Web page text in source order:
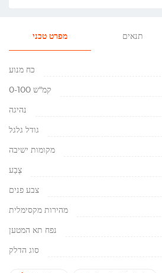
מפרט טכני תנאים
כח מנוע
0-100 קמ"ש
נהיגה
גודל גלגל
מקומות ישיבה
צֶבַע
צבע פנים
מהירות מקסימלית
נפח תא המטען
סוג הדלק